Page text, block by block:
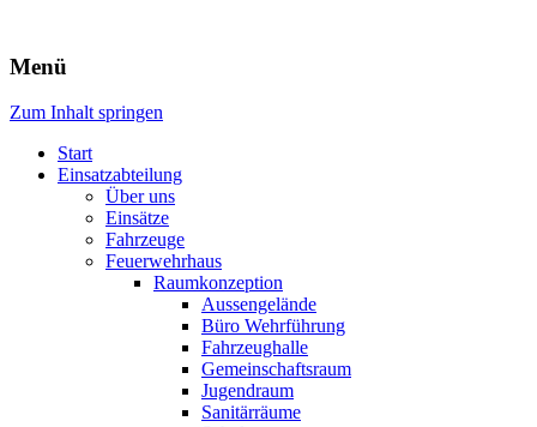
Freiwillige Feuerwehr Rodheim
v.d.H.
Menü
Zum Inhalt springen
Start
Einsatzabteilung
Über uns
Einsätze
Fahrzeuge
Feuerwehrhaus
Raumkonzeption
Aussengelände
Büro Wehrführung
Fahrzeughalle
Gemeinschaftsraum
Jugendraum
Sanitärräume